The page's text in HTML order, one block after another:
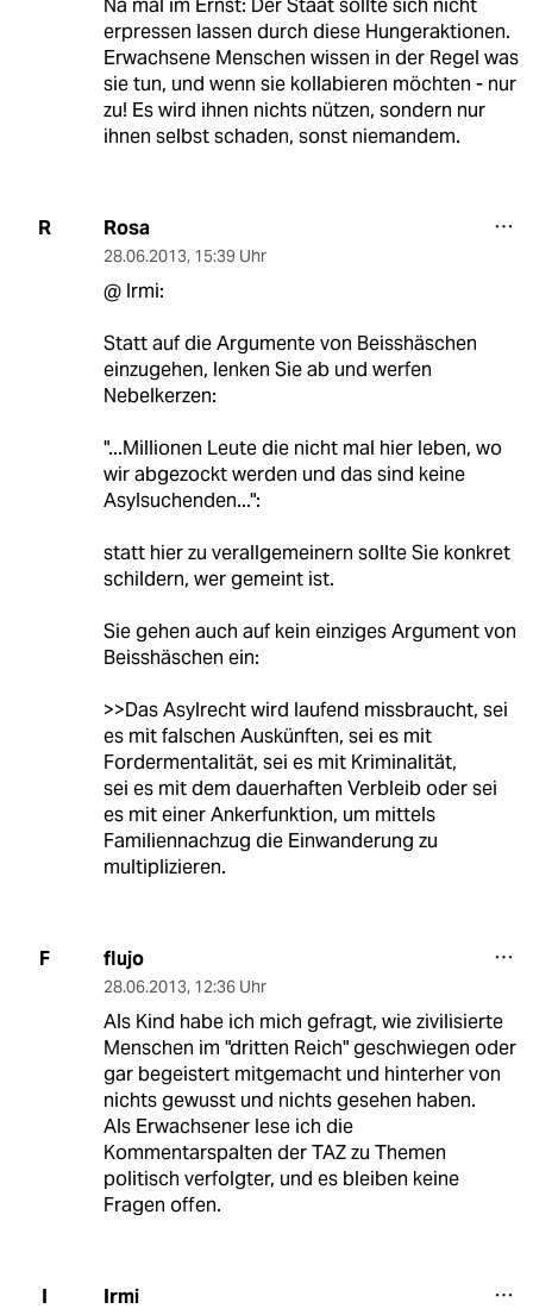
Na mal im Ernst: Der Staat sollte sich nicht
erpressen lassen durch diese Hungeraktionen.
Erwachsene Menschen wissen in der Regel was
sie tun, und wenn sie kollabieren möchten - nur
zu! Es wird ihnen nichts nützen, sondern nur
ihnen selbst schaden, sonst niemandem.
R Rosa
28.06.2013, 15:39 Uhr
@ Irmi:
Statt auf die Argumente von Beisshäschen
einzugehen, lenken Sie ab und werfen
Nebelkerzen:
"...Millionen Leute die nicht mal hier leben, wo
wir abgezockt werden und das sind keine
Asylsuchenden...":
statt hier zu verallgemeinern sollte Sie konkret
schildern, wer gemeint ist.
Sie gehen auch auf kein einziges Argument von
Beisshäschen ein:
>>Das Asylrecht wird laufend missbraucht, sei
es mit falschen Auskünften, sei es mit
Fordermentalität, sei es mit Kriminalität,
sei es mit dem dauerhaften Verbleib oder sei
es mit einer Ankerfunktion, um mittels
Familiennachzug die Einwanderung zu
multiplizieren.
F flujo
28.06.2013, 12:36 Uhr
Als Kind habe ich mich gefragt, wie zivilisierte
Menschen im "dritten Reich" geschwiegen oder
gar begeistert mitgemacht und hinterher von
nichts gewusst und nichts gesehen haben.
Als Erwachsener lese ich die
Kommentarspalten der TAZ zu Themen
politisch verfolgter, und es bleiben keine
Fragen offen.
I Irmi